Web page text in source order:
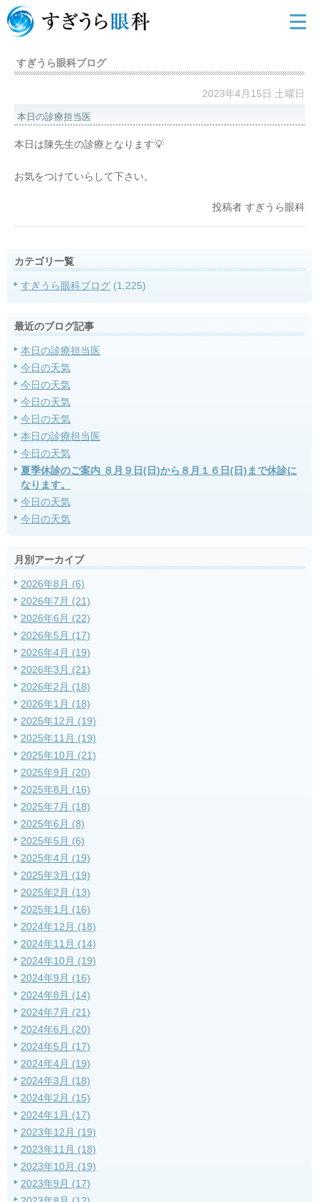
すぎうら眼科ブログ
2023年4月15日 土曜日
本日の診療担当医
本日は陳先生の診療となります💡
お気をつけていらして下さい。
投稿者 すぎうら眼科
カテゴリ一覧
すぎうら眼科ブログ (1,225)
最近のブログ記事
本日の診療担当医
今日の天気
今日の天気
今日の天気
今日の天気
本日の診療担当医
今日の天気
夏季休診のご案内 ８月９日(日)から８月１６日(日)まで休診に
なります。
今日の天気
今日の天気
月別アーカイブ
2026年8月 (6)
2026年7月 (21)
2026年6月 (22)
2026年5月 (17)
2026年4月 (19)
2026年3月 (21)
2026年2月 (18)
2026年1月 (18)
2025年12月 (19)
2025年11月 (19)
2025年10月 (21)
2025年9月 (20)
2025年8月 (16)
2025年7月 (18)
2025年6月 (8)
2025年5月 (6)
2025年4月 (19)
2025年3月 (19)
2025年2月 (13)
2025年1月 (16)
2024年12月 (18)
2024年11月 (14)
2024年10月 (19)
2024年9月 (16)
2024年8月 (14)
2024年7月 (21)
2024年6月 (20)
2024年5月 (17)
2024年4月 (19)
2024年3月 (18)
2024年2月 (15)
2024年1月 (17)
2023年12月 (19)
2023年11月 (18)
2023年10月 (19)
2023年9月 (17)